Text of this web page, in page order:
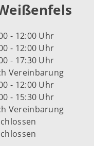
- 12:00 Uhr
- 12:00 Uhr
- 17:30 Uhr
Vereinbarung
- 12:00 Uhr
- 15:30 Uhr
Vereinbarung